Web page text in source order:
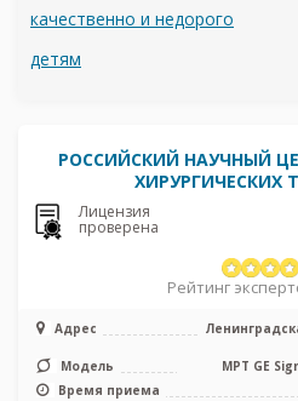
качественно и недорого
детям
РОССИЙСКИЙ НАУЧНЫЙ
ХИРУРГИЧЕСКИХ
Лицензия
проверена
Рейтинг
Адрес
Модель
МРТ GE
Время приема